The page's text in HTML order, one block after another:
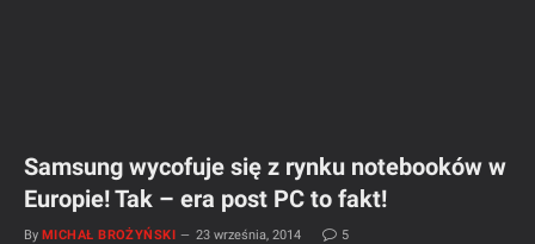
Samsung wycofuje się z rynku notebooków w
Europie! Tak – era post PC to fakt!
By MICHAŁ BROŻYŃSKI 23 września, 2014 5